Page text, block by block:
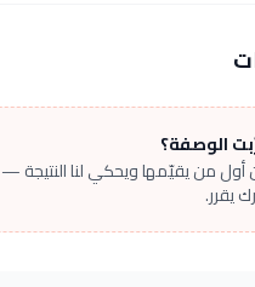
الوصفة؟
من يقيّمها ويحكي لنا النتيجة
يقرر.